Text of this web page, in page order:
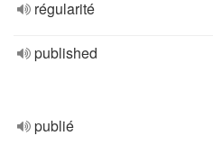
régularité
published
publié